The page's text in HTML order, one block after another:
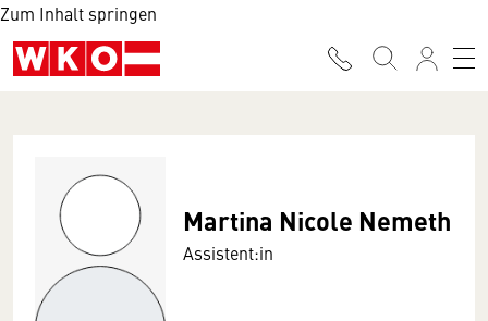
Zum Inhalt springen
Martina Nicole Nemeth
Assistent:in